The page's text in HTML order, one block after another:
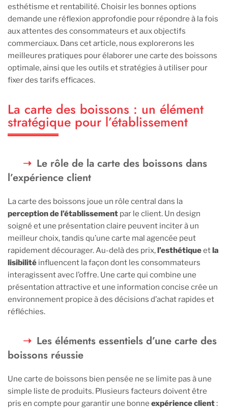
esthétisme et rentabilité. Choisir les bonnes options
demande une réflexion approfondie pour répondre à la fois
aux attentes des consommateurs et aux objectifs
commerciaux. Dans cet article, nous explorerons les
meilleures pratiques pour élaborer une carte des boissons
optimale, ainsi que les outils et stratégies à utiliser pour
fixer des tarifs efficaces.
La carte des boissons : un élément
stratégique pour l’établissement
Le rôle de la carte des boissons dans
l’expérience client
La carte des boissons joue un rôle central dans la
perception de l’établissement par le client. Un design
soigné et une présentation claire peuvent inciter à un
meilleur choix, tandis qu’une carte mal agencée peut
rapidement décourager. Au-delà des prix,l’esthétiqueetla
lisibilité influencent la façon dont les consommateurs
interagissent avec l’offre. Une carte qui combine une
présentation attractive et une information concise crée un
environnement propice à des décisions d’achat rapides et
réfléchies.
Les éléments essentiels d’une carte des
boissons réussie
Une carte de boissons bien pensée ne se limite pas à une
simple liste de produits. Plusieurs facteurs doivent être
pris en compte pour garantir une bonne expérience client: